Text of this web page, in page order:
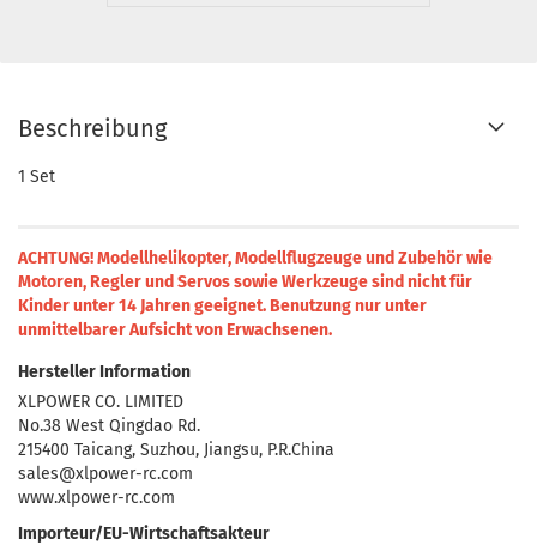
Beschreibung
1 Set
ACHTUNG! Modellhelikopter, Modellflugzeuge und Zubehör wie
Motoren, Regler und Servos sowie Werkzeuge sind nicht für
Kinder unter 14 Jahren geeignet. Benutzung nur unter
unmittelbarer Aufsicht von Erwachsenen.
Hersteller Information
XLPOWER CO. LIMITED
No.38 West Qingdao Rd.
215400 Taicang, Suzhou, Jiangsu, P.R.China
sales@xlpower-rc.com
www.xlpower-rc.com
Importeur/EU-Wirtschaftsakteur